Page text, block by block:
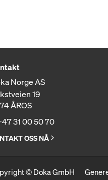
Norge AS
19
ÅROS
31 00 50 70
OSS NÅ
© Doka GmbH